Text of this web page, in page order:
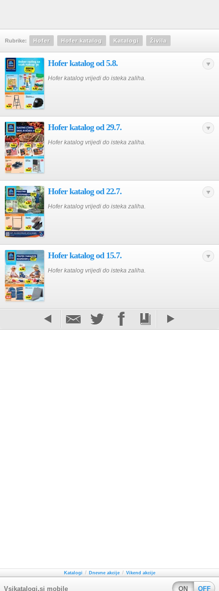
Rubrike: Hofer Hofer katalog Katalogi Živila
Hofer katalog od 5.8.
Hofer katalog vrijedi do isteka zaliha.
Hofer katalog od 29.7.
Hofer katalog vrijedi do isteka zaliha.
Hofer katalog od 22.7.
Hofer katalog vrijedi do isteka zaliha.
Hofer katalog od 15.7.
Hofer katalog vrijedi do isteka zaliha.
Katalogi / Dnevne akcije / Vikend akcije
Vsikatalogi.si mobile ON OFF